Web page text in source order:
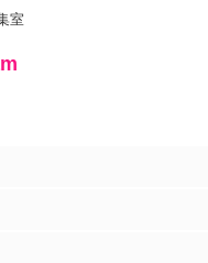
室